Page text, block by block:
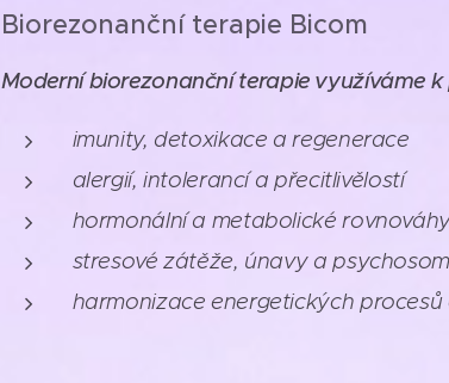
Biorezonanční terapie Bicom
Moderní biorezonanční terapie využíváme
imunity, detoxikace a regenerace
alergií, intolerancí a přecitlivělostí
hormonální a metabolické
stresové zátěže, únavy a
harmonizace energetických procesů